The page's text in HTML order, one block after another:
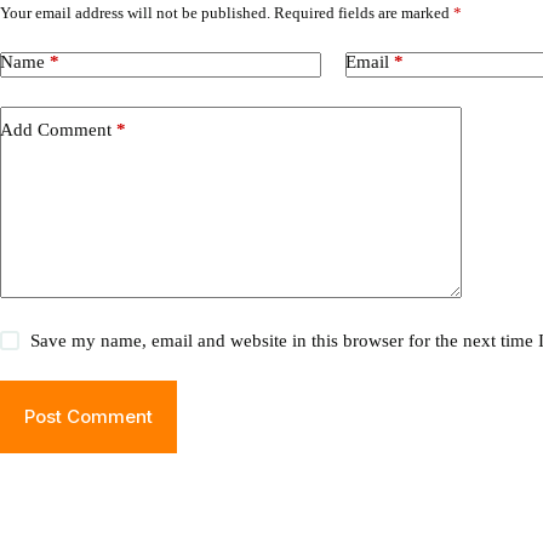
Your email address will not be published. Required fields are marked *
Name * Email *
Add Comment *
Save my name, email and website in this browser for the next time
Post Comment